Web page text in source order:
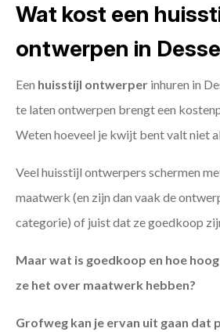
Wat kost een
ontwerpen in
Een huisstijl ontwerper inhuren in
te laten ontwerpen brengt een
Weten hoeveel je kwijt bent valt niet
Veel huisstijl ontwerpers schermen
maatwerk (en zijn dan vaak de
categorie) of juist dat ze goedkoop
Maar wat is goedkoop en hoe
ze het over maatwerk hebben?
Grofweg kan je ervan uit gaan dat